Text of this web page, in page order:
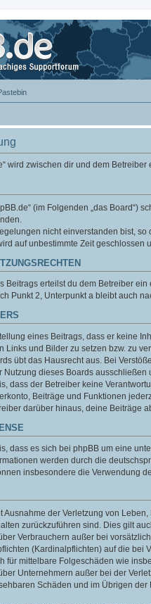
wird zwischen dir und dem
(im Folgenden „das
nicht einverstanden bist,
auf unbestimmte Zeit
Beitrags erteilst du dem Betreiber
Punkt 2, Unterpunkt a bleibt auch
eines Beitrags, dass er keine
Links und Bilder zu setzen bzw. zu
übt das Hausrecht aus. Bei
Nutzung dieses Boards ausschließen
dass der Betreiber keine
Beiträge und Funktionen
darüber hinaus, deine Beiträge
dass es sich bei phpBB um eine
werden durch die
insbesondere die Verwendung
Ausnahme der Verletzung von
zurückzuführen sind. Dies gilt
Verbrauchern außer bei
(Kardinalpflichten) auf die bei
für mittelbare Folgeschäden wie
Unternehmern außer bei der
Schäden und im Übrigen